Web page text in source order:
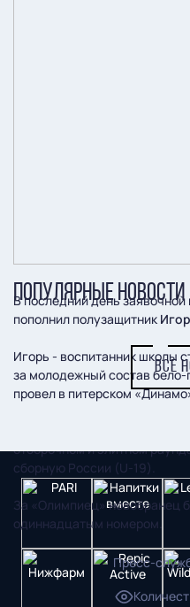
В последний день
пополнил полузащитник
Игорь - воспитанник школы
за молодежный состав
провел в питерском
отборочном и элитном
сборную России (U-19).
За «Олимпиец» новобранец
одиннадцатым номером.
Пресс-
ПОПУЛЯРНЫЕ НОВОСТИ
ВСЕ